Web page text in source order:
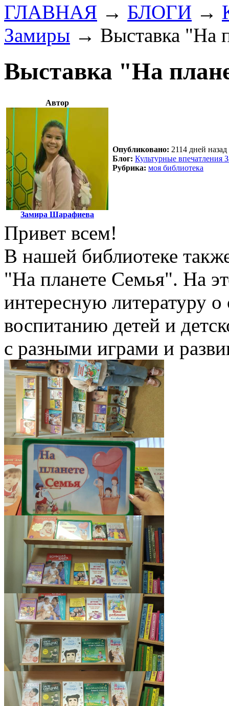
ГЛАВНАЯ → БЛОГИ →
Замиры → Выставка "На
Выставка "На
Автор
Замира Шарафиева
Опубликовано: 2114 дней
Блог: Культурные впечатления
Рубрика: моя библиотека
Привет всем!
В нашей библиотеке
"На планете Семья". На
интересную литературу
воспитанию детей и
с разными играми и